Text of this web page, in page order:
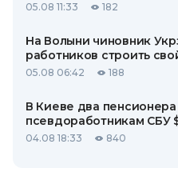
05.08 11:33 182
На Волыни чиновник
работников строить
05.08 06:42 188
В Киеве два пенсионера
псевдоработникам СБУ
04.08 18:33 840